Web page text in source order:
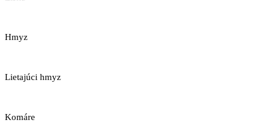
Hmyz
Lietajúci hmyz
Komáre